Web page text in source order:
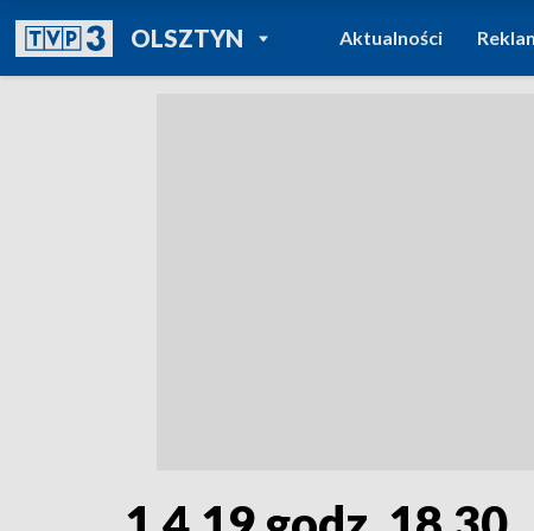
OLSZTYNPOWRÓT DO
TVP REGIONY
Aktualności